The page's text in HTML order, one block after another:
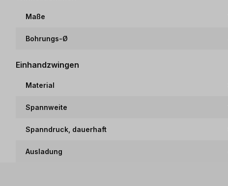
Maße
Bohrungs-Ø
Einhandzwingen
Material
Spannweite
Spanndruck, dauerhaft
Ausladung